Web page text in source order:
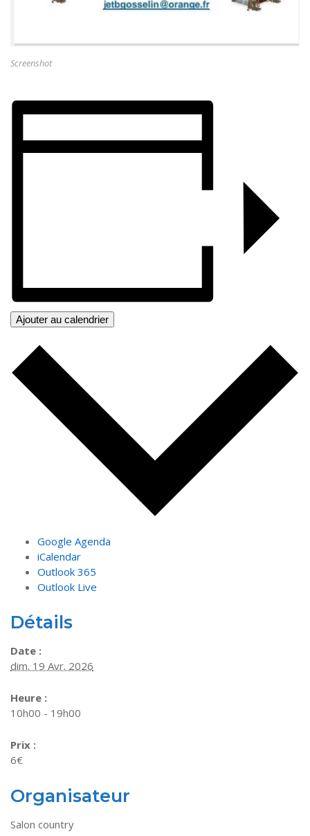
Screenshot
Ajouter au calendrier
Google Agenda
iCalendar
Outlook 365
Outlook Live
Détails
Date :
dim. 19 Avr. 2026
Heure :
10h00 - 19h00
Prix :
6€
Organisateur
Salon country